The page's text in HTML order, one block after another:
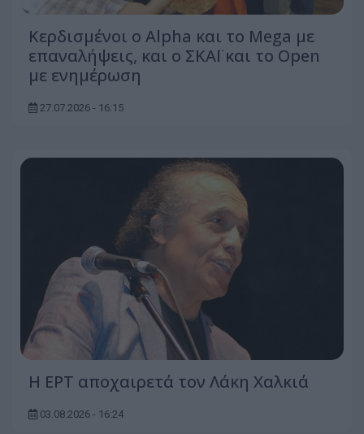
Κερδισμένοι ο Alpha και το Mega με
επαναλήψεις, και ο ΣΚΑΪ και το Open
με ενημέρωση
27.07.2026 - 16:15
Η ΕΡΤ αποχαιρετά τον Λάκη Χαλκιά
03.08.2026 - 16:24